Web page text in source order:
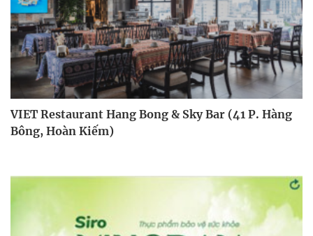
VIET Restaurant Hang Bong & Sky Bar (41 P. Hàng
Bông, Hoàn Kiếm)